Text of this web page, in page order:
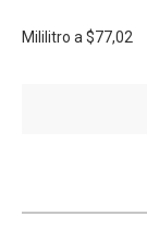
Mililitro a $77,02